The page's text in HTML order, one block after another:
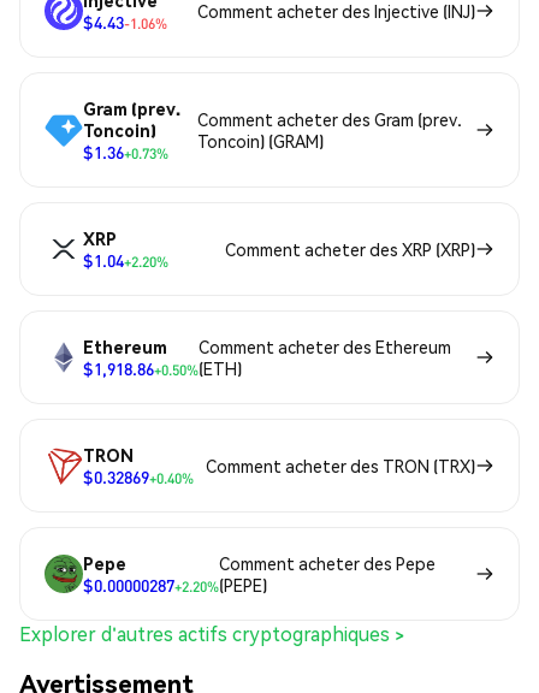
$4.43-1.06%
Comment acheter des Injective (INJ)
Gram (prev.
Toncoin)
$1.36+0.73%
Comment acheter des Gram (prev.
Toncoin) (GRAM)
XRP
$1.04+2.20%
Comment acheter des XRP (XRP)
Ethereum
$1,918.86+0.50%
Comment acheter des Ethereum
(ETH)
TRON
$0.32869+0.40%
Comment acheter des TRON (TRX)
Pepe
$0.00000287+2.20%
Comment acheter des Pepe
(PEPE)
Explorer d'autres actifs cryptographiques >
Avertissement